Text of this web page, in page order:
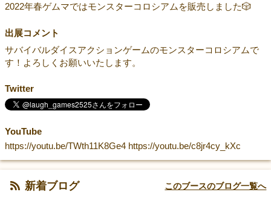
2022年春ゲムマではモンスターコロシアムを販売しました🎲
出展コメント
サバイバルダイスアクションゲームのモンスターコロシアムで
す！よろしくお願いいたします。
Twitter
YouTube
https://youtu.be/TWth11K8Ge4 https://youtu.be/c8jr4cy_kXc
新着ブログ このブースのブログ一覧へ